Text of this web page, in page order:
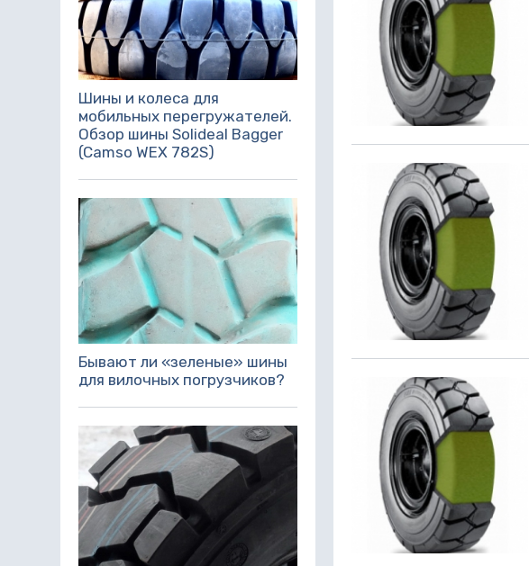
Шины и колеса для
мобильных перегружателей.
Обзор шины Solideal Bagger
(Camso WEX 782S)
Бывают ли «зеленые» шины
для вилочных погрузчиков?